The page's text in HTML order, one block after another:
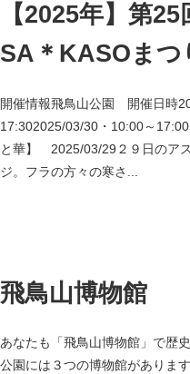
【2025年】第
SA＊KASOまつ
開催情報飛鳥山公園 開催日時
17:302025/03/30・10:00～
と華】 2025/03/29２９日のア
ジ。フラの方々の寒さ...
飛鳥山博物館
あなたも「飛鳥山博物館」で歴
公園には３つの博物館がありま